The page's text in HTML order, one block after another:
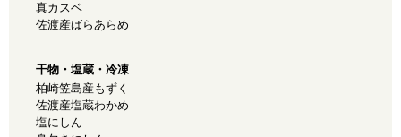
真カスベ
佐渡産ばらあらめ
干物・塩蔵・冷凍
柏崎笠島産もずく
佐渡産塩蔵わかめ
塩にしん